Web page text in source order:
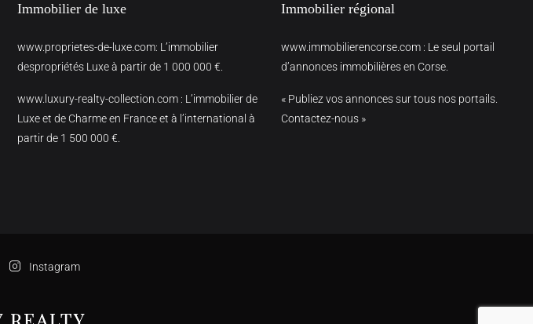
Immobilier de luxe
www.proprietes-de-luxe.com: L’immobilier
despropriétés Luxe à partir de 1 000 000 €.
www.luxury-realty-collection.com : L’immobilier de
Luxe et de Charme en France et à l’international à
partir de 1 500 000 €.
Immobilier régional
www.immobilierencorse.com : Le seul portail
d’annonces immobilières en Corse.
« Publiez vos annonces sur tous nos portails.
Contactez-nous »
Instagram